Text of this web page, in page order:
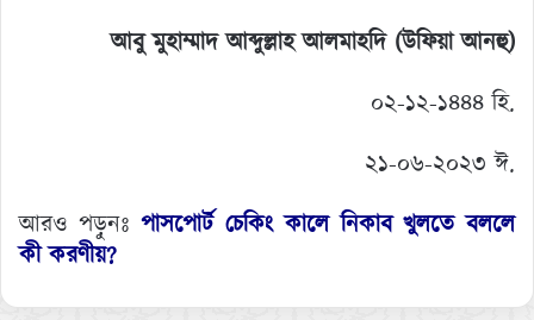
আবু মুহাম্মাদ আব্দুল্লাহ আলমাহদি(উফিয়া আনহু)
০২-১২-১৪৪৪ হি.
২১-০৬-২০২৩ ঈ.
আরও পড়ুনঃপাসপোর্ট চেকিং কালে নিকাব খুলতে বললে
কী করণীয়?